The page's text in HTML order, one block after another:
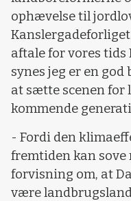
ophævelse til
aftale for vores tids
synes jeg er en
at sætte scenen for
kommende
- Fordi den
fremtiden kan
forvisning om, at
være